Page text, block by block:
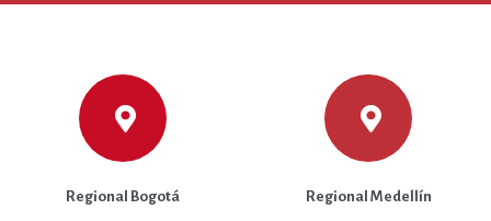
Regional Bogotá Regional Medellín